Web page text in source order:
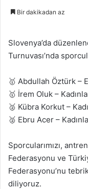
Bir dakikadan az
Slovenya’da
Turnuvası’nda
🥇 Abdullah Öztürk –
🥇 İrem Oluk –
🥈 Kübra Korkut –
🥈 Ebru Acer –
Sporcularımızı,
Federasyonu ve
Federasyonu’nu
diliyoruz.